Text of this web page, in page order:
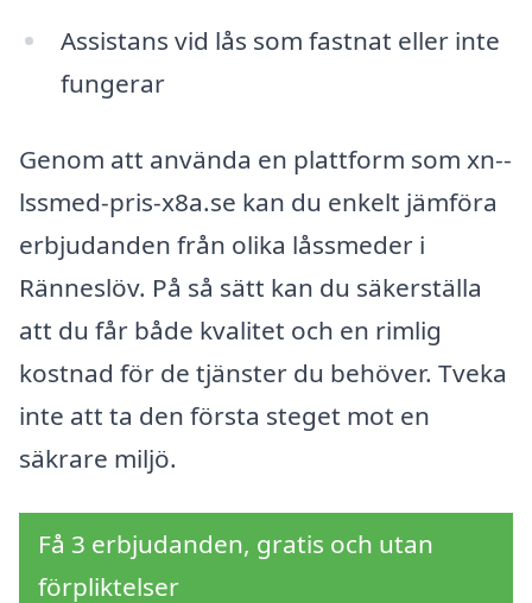
Assistans vid lås som fastnat eller inte
fungerar
Genom att använda en plattform som xn--
lssmed-pris-x8a.se kan du enkelt jämföra
erbjudanden från olika låssmeder i
Ränneslöv. På så sätt kan du säkerställa
att du får både kvalitet och en rimlig
kostnad för de tjänster du behöver. Tveka
inte att ta den första steget mot en
säkrare miljö.
Få 3 erbjudanden, gratis och utan
förpliktelser